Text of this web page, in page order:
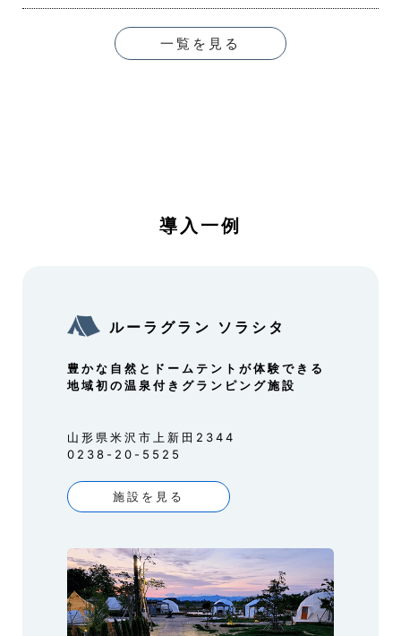
一覧を見る
導入一例
ルーラグラン ソラシタ
豊かな自然とドームテントが体験できる
地域初の温泉付きグランピング施設
山形県米沢市上新田2344
0238-20-5525
施設を見る